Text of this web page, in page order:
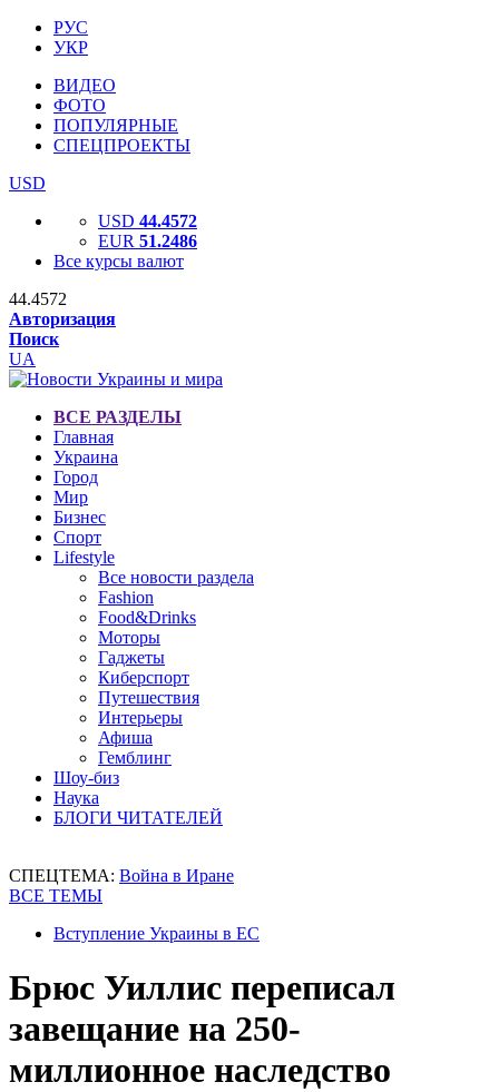
РУС
УКР
ВИДЕО
ФОТО
ПОПУЛЯРНЫЕ
СПЕЦПРОЕКТЫ
USD
USD 44.4572
EUR 51.2486
Все курсы валют
44.4572
Авторизация
Поиск
UA
ВСЕ РАЗДЕЛЫ
Главная
Украина
Город
Мир
Бизнес
Спорт
Lifestyle
Все новости раздела
Fashion
Food&Drinks
Моторы
Гаджеты
Киберспорт
Путешествия
Интерьеры
Афиша
Гемблинг
Шоу-биз
Наука
БЛОГИ ЧИТАТЕЛЕЙ
СПЕЦТЕМА: Война в Иране
ВСЕ ТЕМЫ
Вступление Украины в ЕС
Брюс Уиллис переписал
завещание на 250-
миллионное наследство